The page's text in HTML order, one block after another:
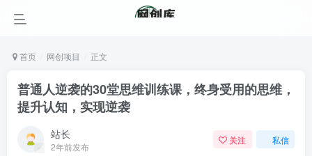
首页 网创项目 正文
普通人逆袭的30堂思维训练课，终身受用的思维，
提升认知，实现逆袭
站长
2年前发布
关注 私信